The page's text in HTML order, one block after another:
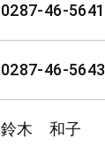
0287-46-5641
0287-46-5643
鈴木 和子